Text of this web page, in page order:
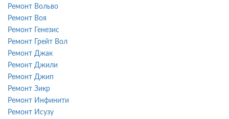
Ремонт Вольво
Ремонт Воя
Ремонт Генезис
Ремонт Грейт Вол
Ремонт Джак
Ремонт Джили
Ремонт Джип
Ремонт Зикр
Ремонт Инфинити
Ремонт Исузу